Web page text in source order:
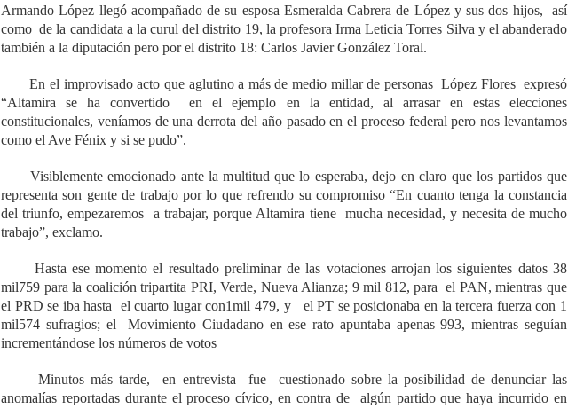
Armando López llegó acompañado de su esposa Esmeralda Cabrera de López y sus dos hijos, así
como de la candidata a la curul del distrito 19, la profesora Irma Leticia Torres Silva y el abanderado
también a la diputación pero por el distrito 18: Carlos Javier González Toral.
En el improvisado acto que aglutino a más de medio millar de personas López Flores expresó
“Altamira se ha convertido en el ejemplo en la entidad, al arrasar en estas elecciones
constitucionales, veníamos de una derrota del año pasado en el proceso federal pero nos levantamos
como el Ave Fénix y si se pudo”.
Visiblemente emocionado ante la multitud que lo esperaba, dejo en claro que los partidos que
representa son gente de trabajo por lo que refrendo su compromiso “En cuanto tenga la constancia
del triunfo, empezaremos a trabajar, porque Altamira tiene mucha necesidad, y necesita de mucho
trabajo”, exclamo.
Hasta ese momento el resultado preliminar de las votaciones arrojan los siguientes datos 38
mil759 para la coalición tripartita PRI, Verde, Nueva Alianza; 9 mil 812, para el PAN, mientras que
el PRD se iba hasta el cuarto lugar con1mil 479, y el PT se posicionaba en la tercera fuerza con 1
mil574 sufragios; el Movimiento Ciudadano en ese rato apuntaba apenas 993, mientras seguían
incrementándose los números de votos
Minutos más tarde, en entrevista fue cuestionado sobre la posibilidad de denunciar las
anomalías reportadas durante el proceso cívico, en contra de algún partido que haya incurrido en